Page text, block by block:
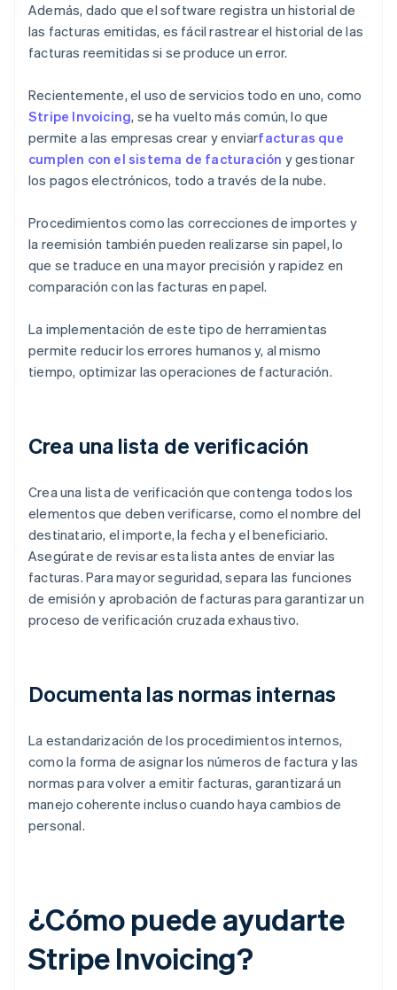
Además, dado que el software registra un historial de
las facturas emitidas, es fácil rastrear el historial de las
facturas reemitidas si se produce un error.
Recientemente, el uso de servicios todo en uno, como
Stripe Invoicing, se ha vuelto más común, lo que
permite a las empresas crear y enviarfacturas que
cumplen con el sistema de facturación y gestionar
los pagos electrónicos, todo a través de la nube.
Procedimientos como las correcciones de importes y
la reemisión también pueden realizarse sin papel, lo
que se traduce en una mayor precisión y rapidez en
comparación con las facturas en papel.
La implementación de este tipo de herramientas
permite reducir los errores humanos y, al mismo
tiempo, optimizar las operaciones de facturación.
Crea una lista de verificación
Crea una lista de verificación que contenga todos los
elementos que deben verificarse, como el nombre del
destinatario, el importe, la fecha y el beneficiario.
Asegúrate de revisar esta lista antes de enviar las
facturas. Para mayor seguridad, separa las funciones
de emisión y aprobación de facturas para garantizar un
proceso de verificación cruzada exhaustivo.
Documenta las normas internas
La estandarización de los procedimientos internos,
como la forma de asignar los números de factura y las
normas para volver a emitir facturas, garantizará un
manejo coherente incluso cuando haya cambios de
personal.
¿Cómo puede ayudarte
Stripe Invoicing?